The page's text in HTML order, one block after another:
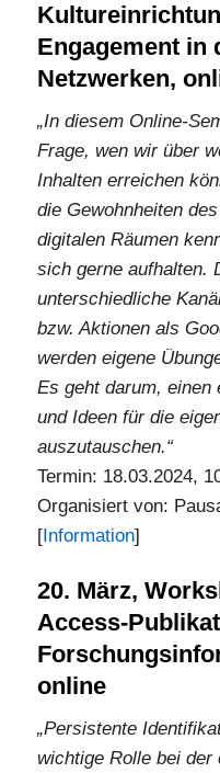
Engagement in
Netzwerken,
„In diesem Online-
Frage, wen wir über
Inhalten erreichen
die Gewohnheiten
digitalen Räumen
sich gerne aufhalten.
unterschiedliche
bzw. Aktionen als
werden eigene
Es geht darum,
und Ideen für die
auszutauschen.“
Termin: 18.03.2024,
Organisiert von:
[ Information]
20. März,
Access-
online
„Persistente
wichtige Rolle bei der